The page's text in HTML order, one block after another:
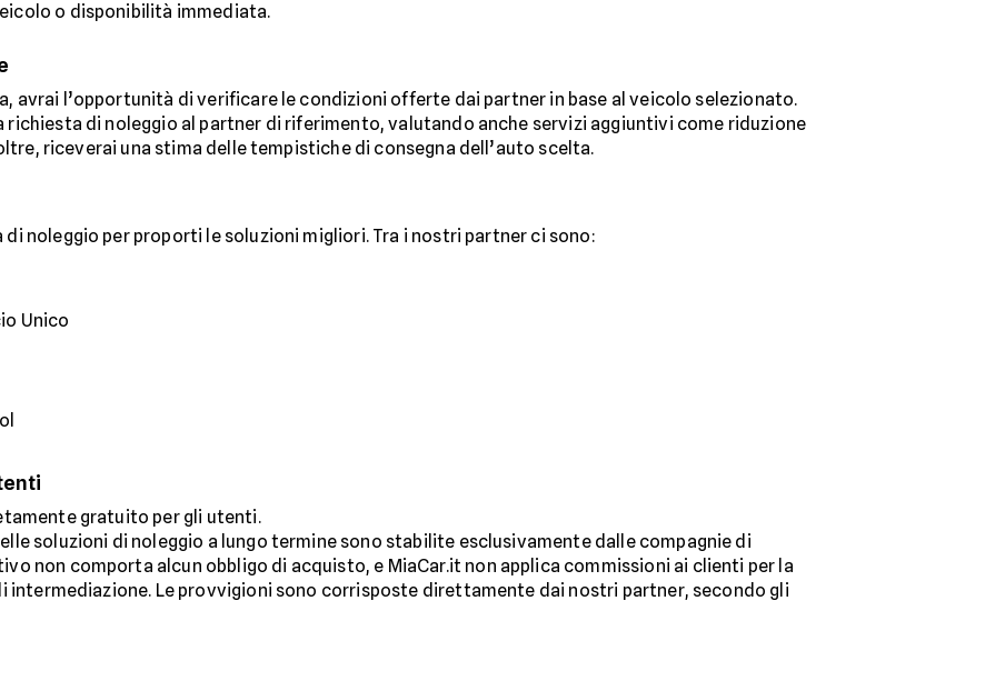
o disponibilità immediata.
avrai l’opportunità di verificare le condizioni offerte dai partner in base al veicolo selezionato.
di noleggio al partner di riferimento, valutando anche servizi aggiuntivi come riduzione
riceverai una stima delle tempistiche di consegna dell’auto scelta.
noleggio per proporti le soluzioni migliori. Tra i nostri partner ci sono:
Unico
gratuito per gli utenti.
soluzioni di noleggio a lungo termine sono stabilite esclusivamente dalle compagnie di
non comporta alcun obbligo di acquisto, e MiaCar.it non applica commissioni ai clienti per la
intermediazione. Le provvigioni sono corrisposte direttamente dai nostri partner, secondo gli